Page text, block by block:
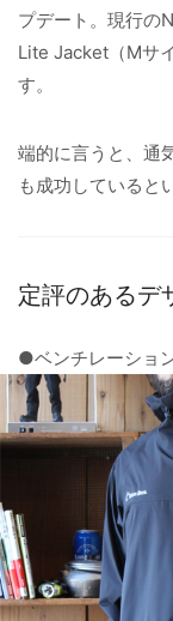
プデート。現行の
Lite Jacket（Mサ
す。
端的に言うと、通
も成功していると
定評のあるデ
●ベンチレーショ